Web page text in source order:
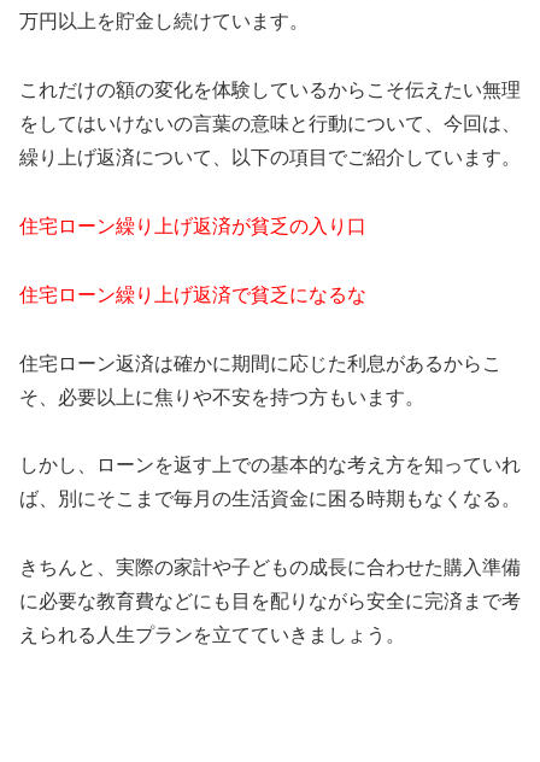
万円以上を貯金し続けています。
これだけの額の変化を体験しているからこそ伝えたい無理
をしてはいけないの言葉の意味と行動について、今回は、
繰り上げ返済について、以下の項目でご紹介しています。
住宅ローン繰り上げ返済が貧乏の入り口
住宅ローン繰り上げ返済で貧乏になるな
住宅ローン返済は確かに期間に応じた利息があるからこ
そ、必要以上に焦りや不安を持つ方もいます。
しかし、ローンを返す上での基本的な考え方を知っていれ
ば、別にそこまで毎月の生活資金に困る時期もなくなる。
きちんと、実際の家計や子どもの成長に合わせた購入準備
に必要な教育費などにも目を配りながら安全に完済まで考
えられる人生プランを立てていきましょう。